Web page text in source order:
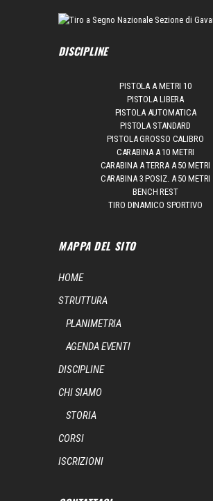
DISCIPLINE
PISTOLA A METRI 10
PISTOLA LIBERA
PISTOLA AUTOMATICA
PISTOLA STANDARD
PISTOLA GROSSO CALIBRO
CARABINA A 10 METRI
CARABINA A TERRA A 50 METRI
CARABINA 3 POSIZ. A 50 METRI
BENCH REST
TIRO DINAMICO SPORTIVO
MAPPA DEL SITO
HOME
STRUTTURA
PLANIMETRIA
AGENDA EVENTI
DISCIPLINE
CHI SIAMO
STORIA
CORSI
ISCRIZIONI